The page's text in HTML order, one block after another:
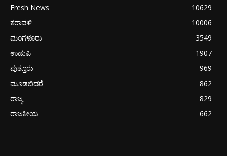
Fresh News
10629
ಕರಾವಳಿ
10006
ಮಂಗಳೂರು
3549
ಉಡುಪಿ
1907
ಪುತ್ತೂರು
969
ಮೂಡಬಿದರೆ
862
ರಾಜ್ಯ
829
ರಾಜಕೀಯ
662